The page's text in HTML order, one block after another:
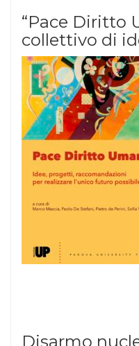
“Pace Diritto
collettivo di
Disarmo